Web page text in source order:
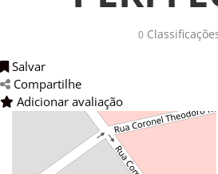
0
Salvar
Compartilhe
Adicionar avaliação